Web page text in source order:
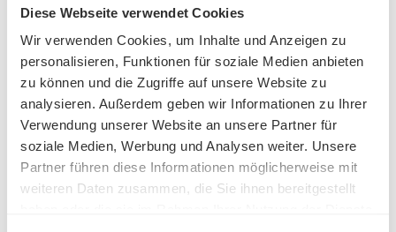
Diese Webseite verwendet Cookies
Wir verwenden Cookies, um Inhalte und Anzeigen zu
personalisieren, Funktionen für soziale Medien anbieten
zu können und die Zugriffe auf unsere Website zu
analysieren. Außerdem geben wir Informationen zu Ihrer
Verwendung unserer Website an unsere Partner für
soziale Medien, Werbung und Analysen weiter. Unsere
Partner führen diese Informationen möglicherweise mit
weiteren Daten zusammen, die Sie ihnen bereitgestellt